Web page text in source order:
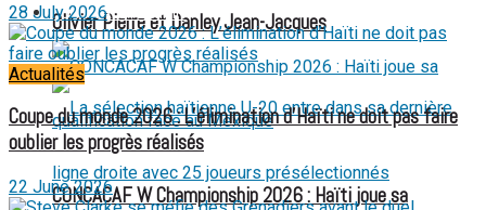
Olivier Pierre et Danley Jean-Jacques
FOOTBALL FÉMININ
CONCACAF W Championship 2026 : Haïti joue sa
28 July 2026
Actualités
Coupe du monde 2026 : L’élimination d’Haïti ne doit pas faire
oublier les progrès réalisés
22 June 2026